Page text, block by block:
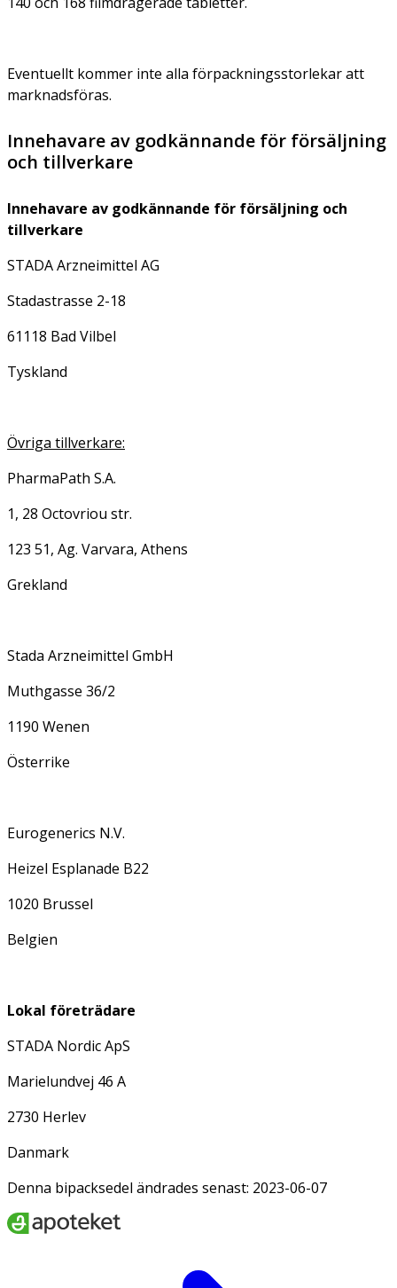
Eventuellt kommer inte alla förpackningsstorlekar att
marknadsföras.
Innehavare av godkännande för försäljning
och tillverkare
Innehavare av godkännande för försäljning och
tillverkare
STADA Arzneimittel AG
Stadastrasse 2-18
61118 Bad Vilbel
Tyskland
Övriga tillverkare:
PharmaPath S.A.
1, 28 Octovriou str.
123 51, Ag. Varvara, Athens
Grekland
Stada Arzneimittel GmbH
Muthgasse 36/2
1190 Wenen
Österrike
Eurogenerics N.V.
Heizel Esplanade B22
1020 Brussel
Belgien
Lokal företrädare
STADA Nordic ApS
Marielundvej 46 A
2730 Herlev
Danmark
Denna bipacksedel ändrades senast: 2023-06-07